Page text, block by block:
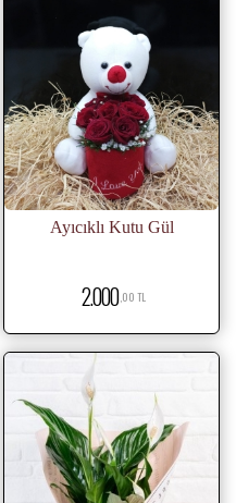
Ayıcıklı Kutu Gül
2.000 ,00 TL